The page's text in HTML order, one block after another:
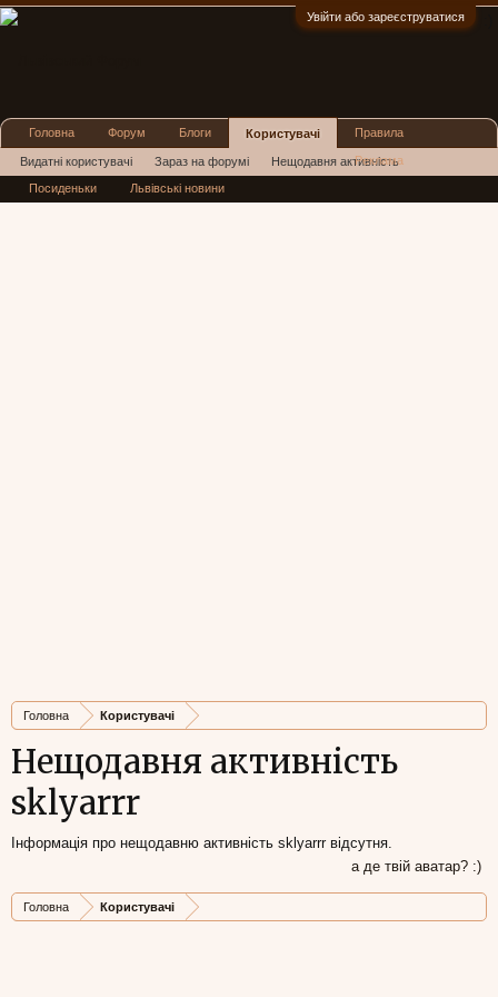
Увійти або зареєструватися
Головна Користувачі
Нещодавня активність
sklyarrr
Інформація про нещодавню активність sklyarrr відсутня.
а де твій аватар? :)
Головна Користувачі
Головна Форум Блоги Користувачі
Видатні користувачі Зараз на форумі Нещодавня активність
Нові повідомлення профілю
Правила
Реклама
Посиденьки Львівські новини